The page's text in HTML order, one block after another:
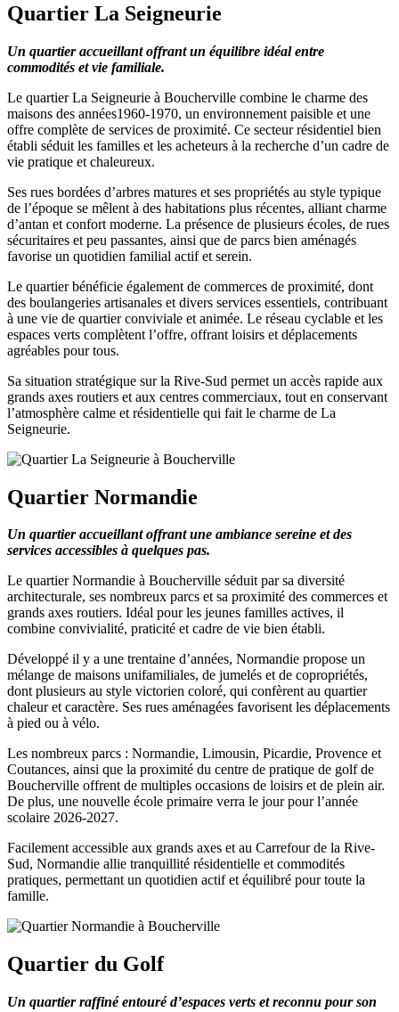
Quartier La Seigneurie
Un quartier accueillant offrant un équilibre idéal entre
commodités et vie familiale.
Le quartier La Seigneurie à Boucherville combine le charme des
maisons des années1960-1970, un environnement paisible et une
offre complète de services de proximité. Ce secteur résidentiel bien
établi séduit les familles et les acheteurs à la recherche d’un cadre de
vie pratique et chaleureux.
Ses rues bordées d’arbres matures et ses propriétés au style typique
de l’époque se mêlent à des habitations plus récentes, alliant charme
d’antan et confort moderne. La présence de plusieurs écoles, de rues
sécuritaires et peu passantes, ainsi que de parcs bien aménagés
favorise un quotidien familial actif et serein.
Le quartier bénéficie également de commerces de proximité, dont
des boulangeries artisanales et divers services essentiels, contribuant
à une vie de quartier conviviale et animée. Le réseau cyclable et les
espaces verts complètent l’offre, offrant loisirs et déplacements
agréables pour tous.
Sa situation stratégique sur la Rive-Sud permet un accès rapide aux
grands axes routiers et aux centres commerciaux, tout en conservant
l’atmosphère calme et résidentielle qui fait le charme de La
Seigneurie.
Quartier Normandie
Un quartier accueillant offrant une ambiance sereine et des
services accessibles à quelques pas.
Le quartier Normandie à Boucherville séduit par sa diversité
architecturale, ses nombreux parcs et sa proximité des commerces et
grands axes routiers. Idéal pour les jeunes familles actives, il
combine convivialité, praticité et cadre de vie bien établi.
Développé il y a une trentaine d’années, Normandie propose un
mélange de maisons unifamiliales, de jumelés et de copropriétés,
dont plusieurs au style victorien coloré, qui confèrent au quartier
chaleur et caractère. Ses rues aménagées favorisent les déplacements
à pied ou à vélo.
Les nombreux parcs : Normandie, Limousin, Picardie, Provence et
Coutances, ainsi que la proximité du centre de pratique de golf de
Boucherville offrent de multiples occasions de loisirs et de plein air.
De plus, une nouvelle école primaire verra le jour pour l’année
scolaire 2026-2027.
Facilement accessible aux grands axes et au Carrefour de la Rive-
Sud, Normandie allie tranquillité résidentielle et commodités
pratiques, permettant un quotidien actif et équilibré pour toute la
famille.
Quartier du Golf
Un quartier raffiné entouré d’espaces verts et reconnu pour son